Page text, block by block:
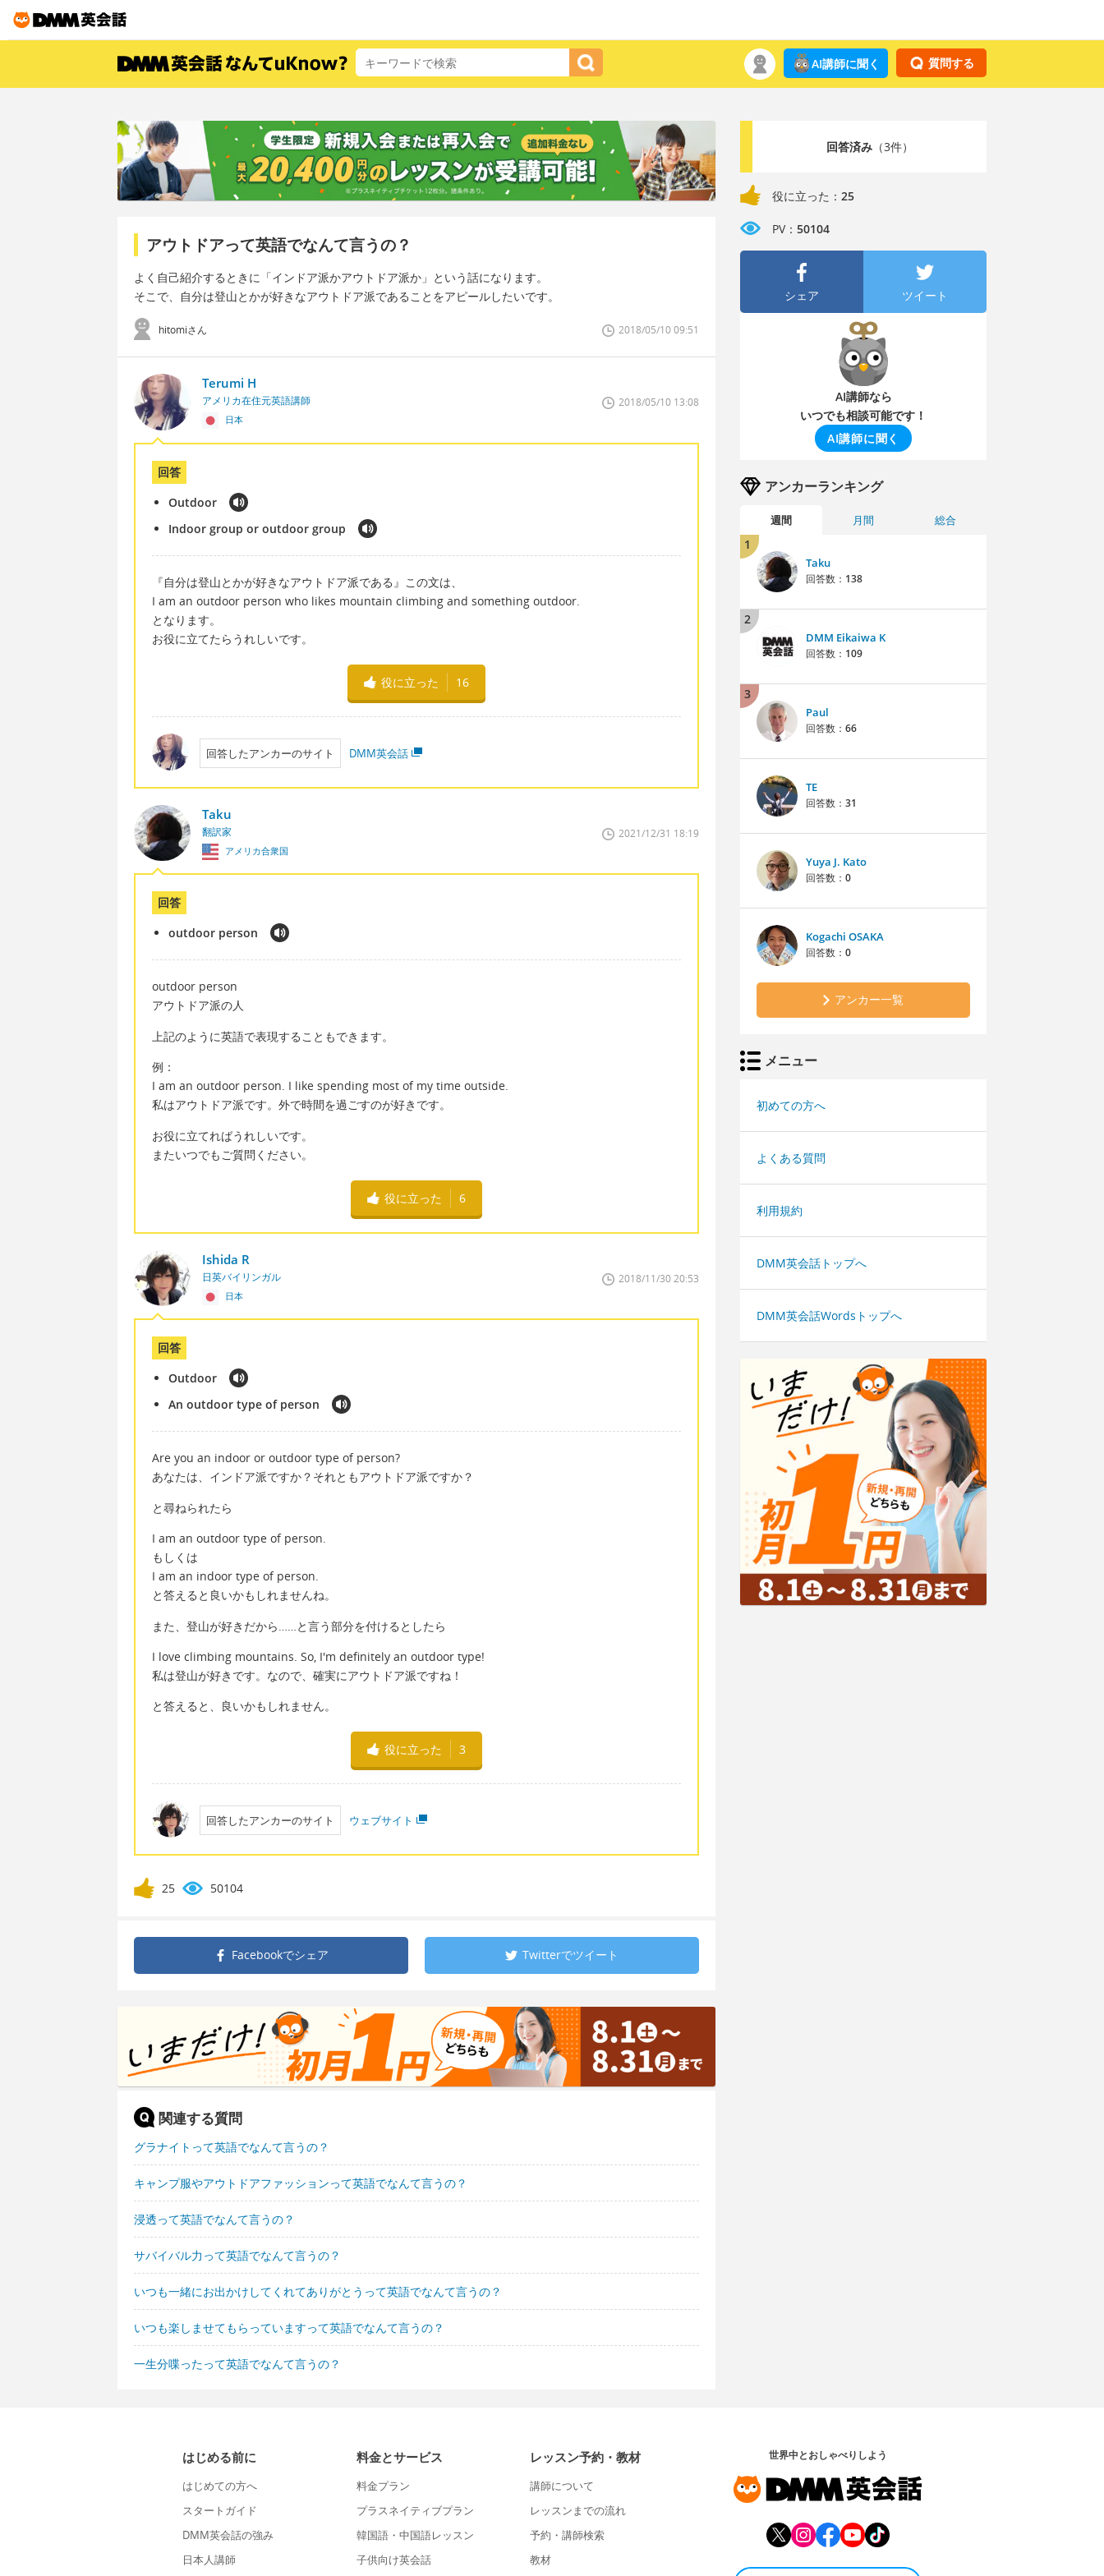
質問する
AI講師に聞く
アウトドアって英語でなんて言うの？
よく自己紹介するときに「インドア派かアウトドア派か」という話になります。
そこで、自分は登山とかが好きなアウトドア派であることをアピールしたいです。
hitomiさん 2018/05/10 09:51
Terumi H
アメリカ在住元英語講師
日本
2018/05/10 13:08
回答
Outdoor
Indoor group or outdoor group
『自分は登山とかが好きなアウトドア派である』この文は、
I am an outdoor person who likes mountain climbing and something outdoor.
となります。
お役に立てたらうれしいです。
役に立った 16
回答したアンカーのサイト DMM英会話
Taku
翻訳家
アメリカ合衆国
2021/12/31 18:19
回答
outdoor person
outdoor person
アウトドア派の人
上記のように英語で表現することもできます。
例：
I am an outdoor person. I like spending most of my time outside.
私はアウトドア派です。外で時間を過ごすのが好きです。
お役に立てればうれしいです。
またいつでもご質問ください。
役に立った 6
Ishida R
日英バイリンガル
日本
2018/11/30 20:53
回答
Outdoor
An outdoor type of person
Are you an indoor or outdoor type of person?
あなたは、インドア派ですか？それともアウトドア派ですか？
と尋ねられたら
I am an outdoor type of person.
もしくは
I am an indoor type of person.
と答えると良いかもしれませんね。
また、登山が好きだから……と言う部分を付けるとしたら
I love climbing mountains. So, I'm definitely an outdoor type!
私は登山が好きです。なので、確実にアウトドア派ですね！
と答えると、良いかもしれません。
役に立った 3
回答したアンカーのサイト ウェブサイト
25 50104
Facebookでシェア Twitterでツイート
関連する質問
グラナイトって英語でなんて言うの？
キャンプ服やアウトドアファッションって英語でなんて言うの？
浸透って英語でなんて言うの？
サバイバル力って英語でなんて言うの？
いつも一緒にお出かけしてくれてありがとうって英語でなんて言うの？
いつも楽しませてもらっていますって英語でなんて言うの？
一生分喋ったって英語でなんて言うの？
回答済み（3件）
役に立った： 25
PV： 50104
シェア ツイート
AI講師なら
いつでも相談可能です！
AI講師に聞く
アンカーランキング
週間 月間 総合
1
Taku
回答数： 138
2
DMM Eikaiwa K
回答数： 109
3
Paul
回答数： 66
TE
回答数： 31
Yuya J. Kato
回答数： 0
Kogachi OSAKA
回答数： 0
アンカー一覧
メニュー
初めての方へ
よくある質問
利用規約
DMM英会話トップへ
DMM英会話Wordsトップへ
はじめる前に
はじめての方へ
スタートガイド
DMM英会話の強み
日本人講師
料金とサービス
料金プラン
プラスネイティブプラン
韓国語・中国語レッスン
子供向け英会話
レッスン予約・教材
講師について
レッスンまでの流れ
予約・講師検索
教材
世界中とおしゃべりしよう